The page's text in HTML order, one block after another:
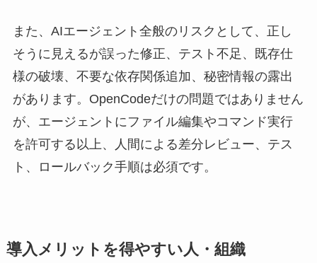
また、AIエージェント全般のリスクとして、正し
そうに見えるが誤った修正、テスト不足、既存仕
様の破壊、不要な依存関係追加、秘密情報の露出
があります。OpenCodeだけの問題ではありません
が、エージェントにファイル編集やコマンド実行
を許可する以上、人間による差分レビュー、テス
ト、ロールバック手順は必須です。
導入メリットを得やすい人・組織